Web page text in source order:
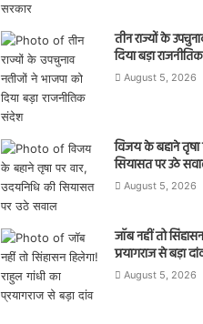
तीन राज्यों के
दिया बड़ा
August 5, 2026
विजय के बहाने तृषा
सियासत पर उठे
August 5, 2026
जॉब नहीं तो
प्रयागराज से बड़ा
August 5, 2026